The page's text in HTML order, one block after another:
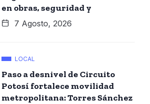
en obras, seguridad y
7 Agosto, 2026
LOCAL
Paso a desnivel de Circuito
Potosí fortalece movilidad
metropolitana: Torres Sánchez